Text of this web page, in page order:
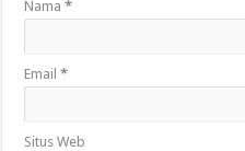
Nama*
Email*
Situs Web